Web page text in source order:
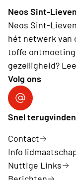
Neos Sint-
Neos Sint-
hét netwerk van
toffe
gezelligheid?
Volg ons
Volg ons op
Snel terugvinden
Contact
Info
Nuttige Links